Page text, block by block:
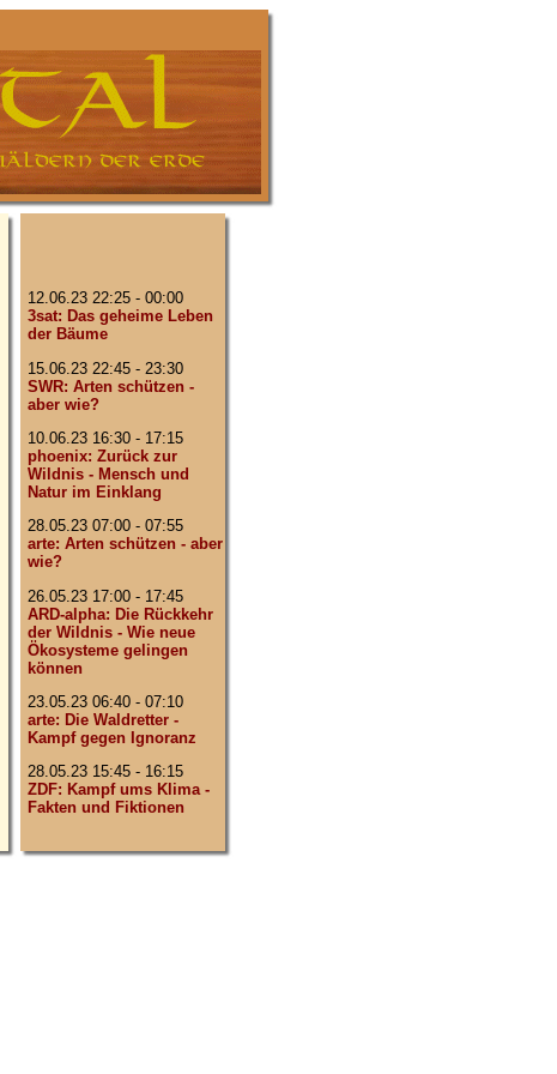
12.06.23 22:25 - 00:00
3sat: Das geheime Leben
der Bäume
15.06.23 22:45 - 23:30
SWR: Arten schützen -
aber wie?
10.06.23 16:30 - 17:15
phoenix: Zurück zur
Wildnis - Mensch und
Natur im Einklang
28.05.23 07:00 - 07:55
arte: Arten schützen - aber
wie?
26.05.23 17:00 - 17:45
ARD-alpha: Die Rückkehr
der Wildnis - Wie neue
Ökosysteme gelingen
können
23.05.23 06:40 - 07:10
arte: Die Waldretter -
Kampf gegen Ignoranz
28.05.23 15:45 - 16:15
ZDF: Kampf ums Klima -
Fakten und Fiktionen